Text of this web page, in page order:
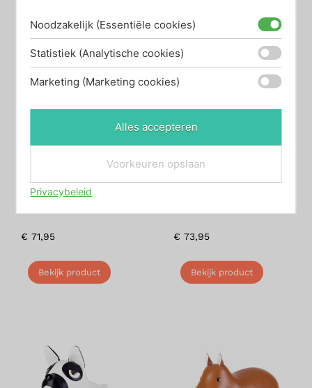
Zuny – Boekensteun
€ 71,95
Bekijk product
€ 73,95
Bekijk product
Noodzakelijk (Essentiële cookies)
Statistiek (Analytische cookies)
Marketing (Marketing cookies)
Alles accepteren
Voorkeuren opslaan
Privacybeleid